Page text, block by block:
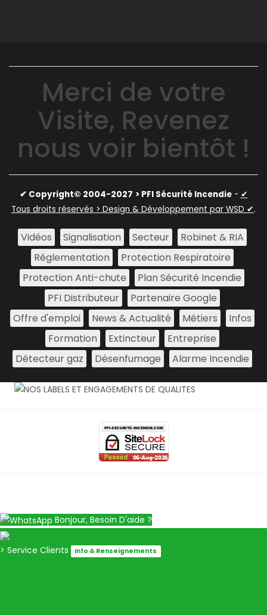
Merci de votre
Visite, Revenez
nous voir bientôt !
✔ Copyright© 2004-2027 > PFI Sécurité Incendie- ✔
Tous droits réservés > Design & Développement par WSD ✔.
Vidéos Signalisation Secteur
Robinet & RIA
Réglementation
Protection Respiratoire
Protection Anti-chute
Plan Sécurité Incendie
PFI Distributeur
Partenaire Google
Offre d'emploi
News & Actualité Métiers
Infos
Formation
Extincteur
Entreprise
Détecteur gaz
Désenfumage Alarme Incendie
Bonjour, Besoin D'aide ?
> Service Clients Info & Renseignements